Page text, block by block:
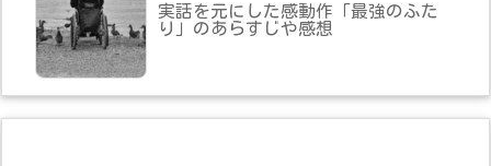
実話を元にした感動作「最強のふた
り」のあらすじや感想